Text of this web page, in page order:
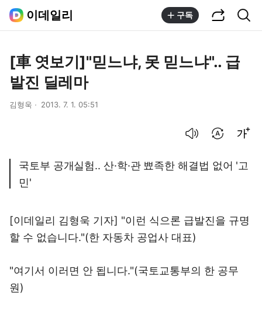
이데일리 구독
[車 엿보기]"믿느냐, 못 믿느냐".. 급
발진 딜레마
김형욱 2013. 7. 1. 05:51
국토부 공개실험.. 산·학·관 뾰족한 해결법 없어 '고
민'
[이데일리 김형욱 기자] "이런 식으론 급발진을 규명
할 수 없습니다."(한 자동차 공업사 대표)
"여기서 이러면 안 됩니다."(국토교통부의 한 공무
원)